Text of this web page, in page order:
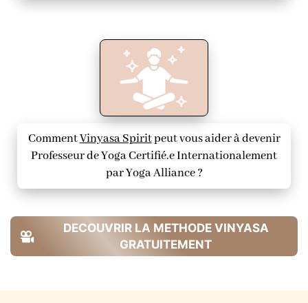
CommentVinyasa Spiritpeut vous aider à devenir
Professeur de Yoga Certifié.e Internationalement
par Yoga Alliance ?
DECOUVRIR LA METHODE VINYASA
GRATUITEMENT